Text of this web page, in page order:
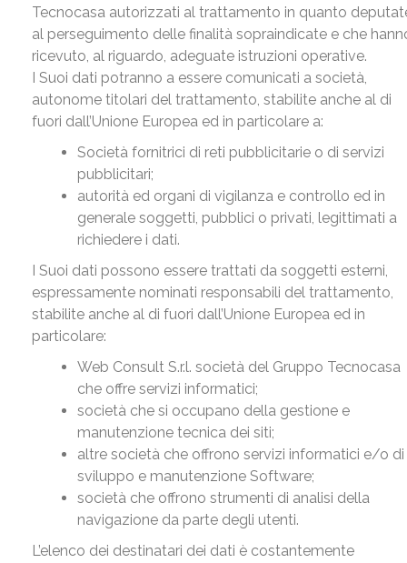
Tecnocasa autorizzati al trattamento in quanto
al perseguimento delle finalità sopraindicate e che
ricevuto, al riguardo, adeguate istruzioni operative.
I Suoi dati potranno a essere comunicati a società,
autonome titolari del trattamento, stabilite anche al di
fuori dall’Unione Europea ed in particolare a:
Società fornitrici di reti pubblicitarie o di servizi
pubblicitari;
autorità ed organi di vigilanza e controllo ed in
generale soggetti, pubblici o privati, legittimati a
richiedere i dati.
I Suoi dati possono essere trattati da soggetti esterni,
espressamente nominati responsabili del trattamento,
stabilite anche al di fuori dall’Unione Europea ed in
particolare:
Web Consult S.r.l. società del Gruppo Tecnocasa
che offre servizi informatici;
società che si occupano della gestione e
manutenzione tecnica dei siti;
altre società che offrono servizi informatici e/o di
sviluppo e manutenzione Software;
società che offrono strumenti di analisi della
navigazione da parte degli utenti.
L’elenco dei destinatari dei dati è costantemente